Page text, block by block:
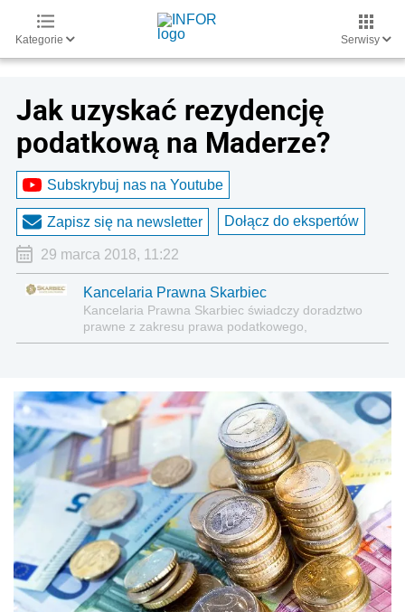
Kategorie Serwisy
Jak uzyskać rezydencję
podatkową na Maderze?
Subskrybuj nas na Youtube
Zapisz się na newsletter Dołącz do ekspertów
29 marca 2018, 11:22
Kancelaria Prawna Skarbiec
Kancelaria Prawna Skarbiec świadczy doradztwo
prawne z zakresu prawa podatkowego,
gospodarczego, cywilnego i karnego.